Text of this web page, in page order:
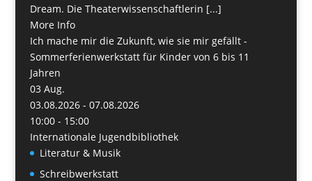
Dream. Die Theaterwissenschaftlerin [...]
More Info
Ich mache mir die Zukunft, wie sie mir gefällt -
Sommerferienwerkstatt für Kinder von 6 bis 11
Jahren
03 Aug.
03.08.2026 - 07.08.2026
10:00 - 15:00
Internationale Jugendbibliothek
Literatur & Musik
Schreibwerkstatt